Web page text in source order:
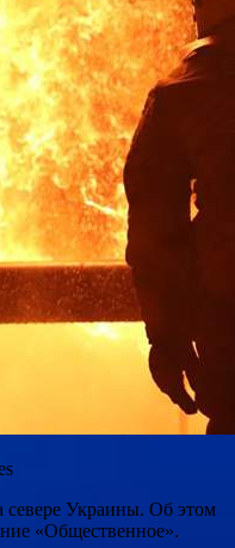
Украины. Об этом
«Общественное».